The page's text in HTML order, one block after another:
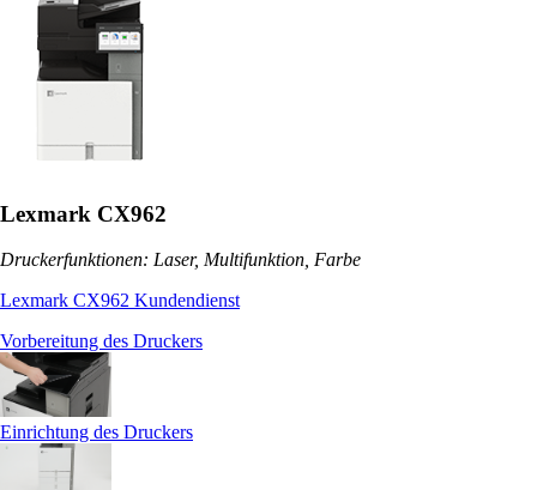
Lexmark CX962
Druckerfunktionen: Laser, Multifunktion, Farbe
Lexmark CX962 Kundendienst
Vorbereitung des Druckers
Einrichtung des Druckers